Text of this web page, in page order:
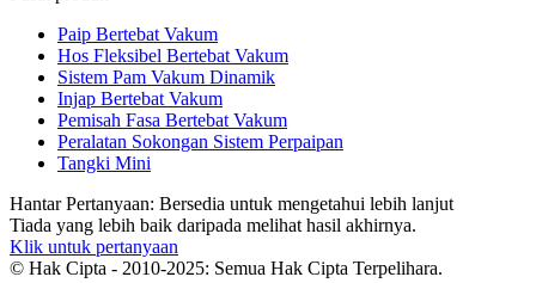
Paip Bertebat Vakum
Hos Fleksibel Bertebat Vakum
Sistem Pam Vakum Dinamik
Injap Bertebat Vakum
Pemisah Fasa Bertebat Vakum
Peralatan Sokongan Sistem Perpaipan
Tangki Mini
Hantar Pertanyaan: Bersedia untuk mengetahui lebih lanjut
Tiada yang lebih baik daripada melihat hasil akhirnya.
Klik untuk pertanyaan
© Hak Cipta - 2010-2025: Semua Hak Cipta Terpelihara.